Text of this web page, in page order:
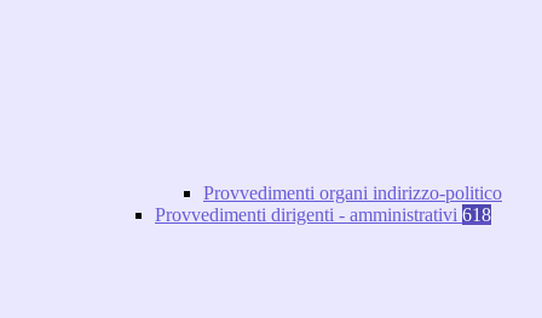
Provvedimenti organi indirizzo-politico
Provvedimenti dirigenti - amministrativi 618